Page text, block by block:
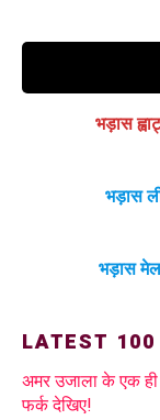
भड़ास
भड़ास
भड़ास मेल
LATEST 100
अमर उजाला के एक
फर्क देखिए!